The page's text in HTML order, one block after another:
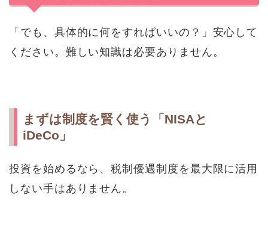
「でも、具体的に何をすればいいの？」安心して
ください。難しい知識は必要ありません。
まずは制度を賢く使う「NISAと
iDeCo」
投資を始めるなら、税制優遇制度を最大限に活用
しない手はありません。